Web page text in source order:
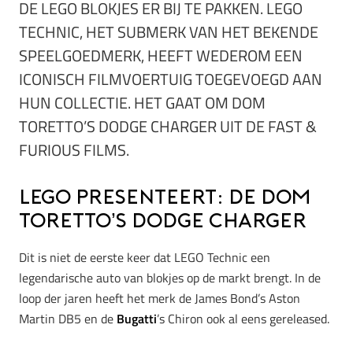
DE LEGO BLOKJES ER BIJ TE PAKKEN. LEGO
TECHNIC, HET SUBMERK VAN HET BEKENDE
SPEELGOEDMERK, HEEFT WEDEROM EEN
ICONISCH FILMVOERTUIG TOEGEVOEGD AAN
HUN COLLECTIE. HET GAAT OM DOM
TORETTO’S DODGE CHARGER UIT DE FAST &
FURIOUS FILMS.
LEGO presenteert: de Dom
Toretto’s Dodge Charger
Dit is niet de eerste keer dat LEGO Technic een
legendarische auto van blokjes op de markt brengt. In de
loop der jaren heeft het merk de James Bond’s Aston
Martin DB5 en de Bugatti’s Chiron ook al eens gereleased.